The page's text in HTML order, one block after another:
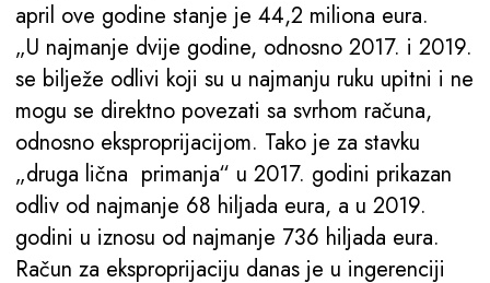
april ove godine stanje je 44,2 miliona eura.
„U najmanje dvije godine, odnosno 2017. i 2019.
se bilježe odlivi koji su u najmanju ruku upitni i ne
mogu se direktno povezati sa svrhom računa,
odnosno eksproprijacijom. Tako je za stavku
„druga lična primanja“ u 2017. godini prikazan
odliv od najmanje 68 hiljada eura, a u 2019.
godini u iznosu od najmanje 736 hiljada eura.
Račun za eksproprijaciju danas je u ingerenciji